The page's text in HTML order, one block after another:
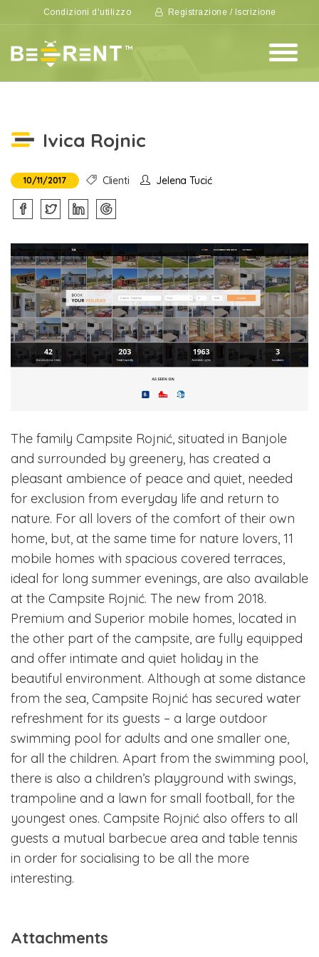
Condizioni d'utilizzo Registrazione / Iscrizione
Ivica Rojnic
10/11/2017 Clienti Jelena Tucić
The family Campsite Rojnić, situated in Banjole
and surrounded by greenery, has created a
pleasant ambience of peace and quiet, needed
for exclusion from everyday life and return to
nature. For all lovers of the comfort of their own
home, but, at the same time for nature lovers, 11
mobile homes with spacious covered terraces,
ideal for long summer evenings, are also available
at the Campsite Rojnić. The new from 2018.
Premium and Superior mobile homes, located in
the other part of the campsite, are fully equipped
and offer intimate and quiet holiday in the
beautiful environment. Although at some distance
from the sea, Campsite Rojnić has secured water
refreshment for its guests – a large outdoor
swimming pool for adults and one smaller one,
for all the children. Apart from the swimming pool,
there is also a children’s playground with swings,
trampoline and a lawn for small football, for the
youngest ones. Campsite Rojnić also offers to all
guests a mutual barbecue area and table tennis
in order for socialising to be all the more
interesting.
Attachments